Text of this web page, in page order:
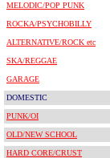
MELODIC/POP PUNK
ROCKA/PSYCHOBILLY
ALTERNATIVE/ROCK etc
SKA/REGGAE
GARAGE
DOMESTIC
PUNK/OI
OLD/NEW SCHOOL
HARD CORE/CRUST